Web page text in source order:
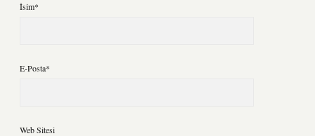
İsim*
E-Posta*
Web Sitesi